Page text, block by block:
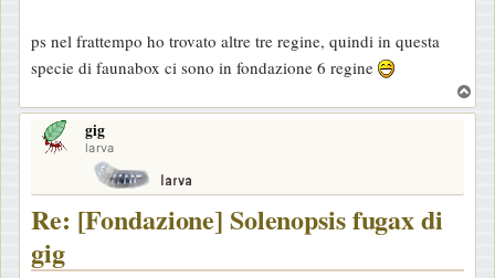
ps nel frattempo ho trovato altre tre regine, quindi in questa
specie di faunabox ci sono in fondazione 6 regine
o
gig
larva
Re: [Fondazione] Solenopsis fugax di
gig